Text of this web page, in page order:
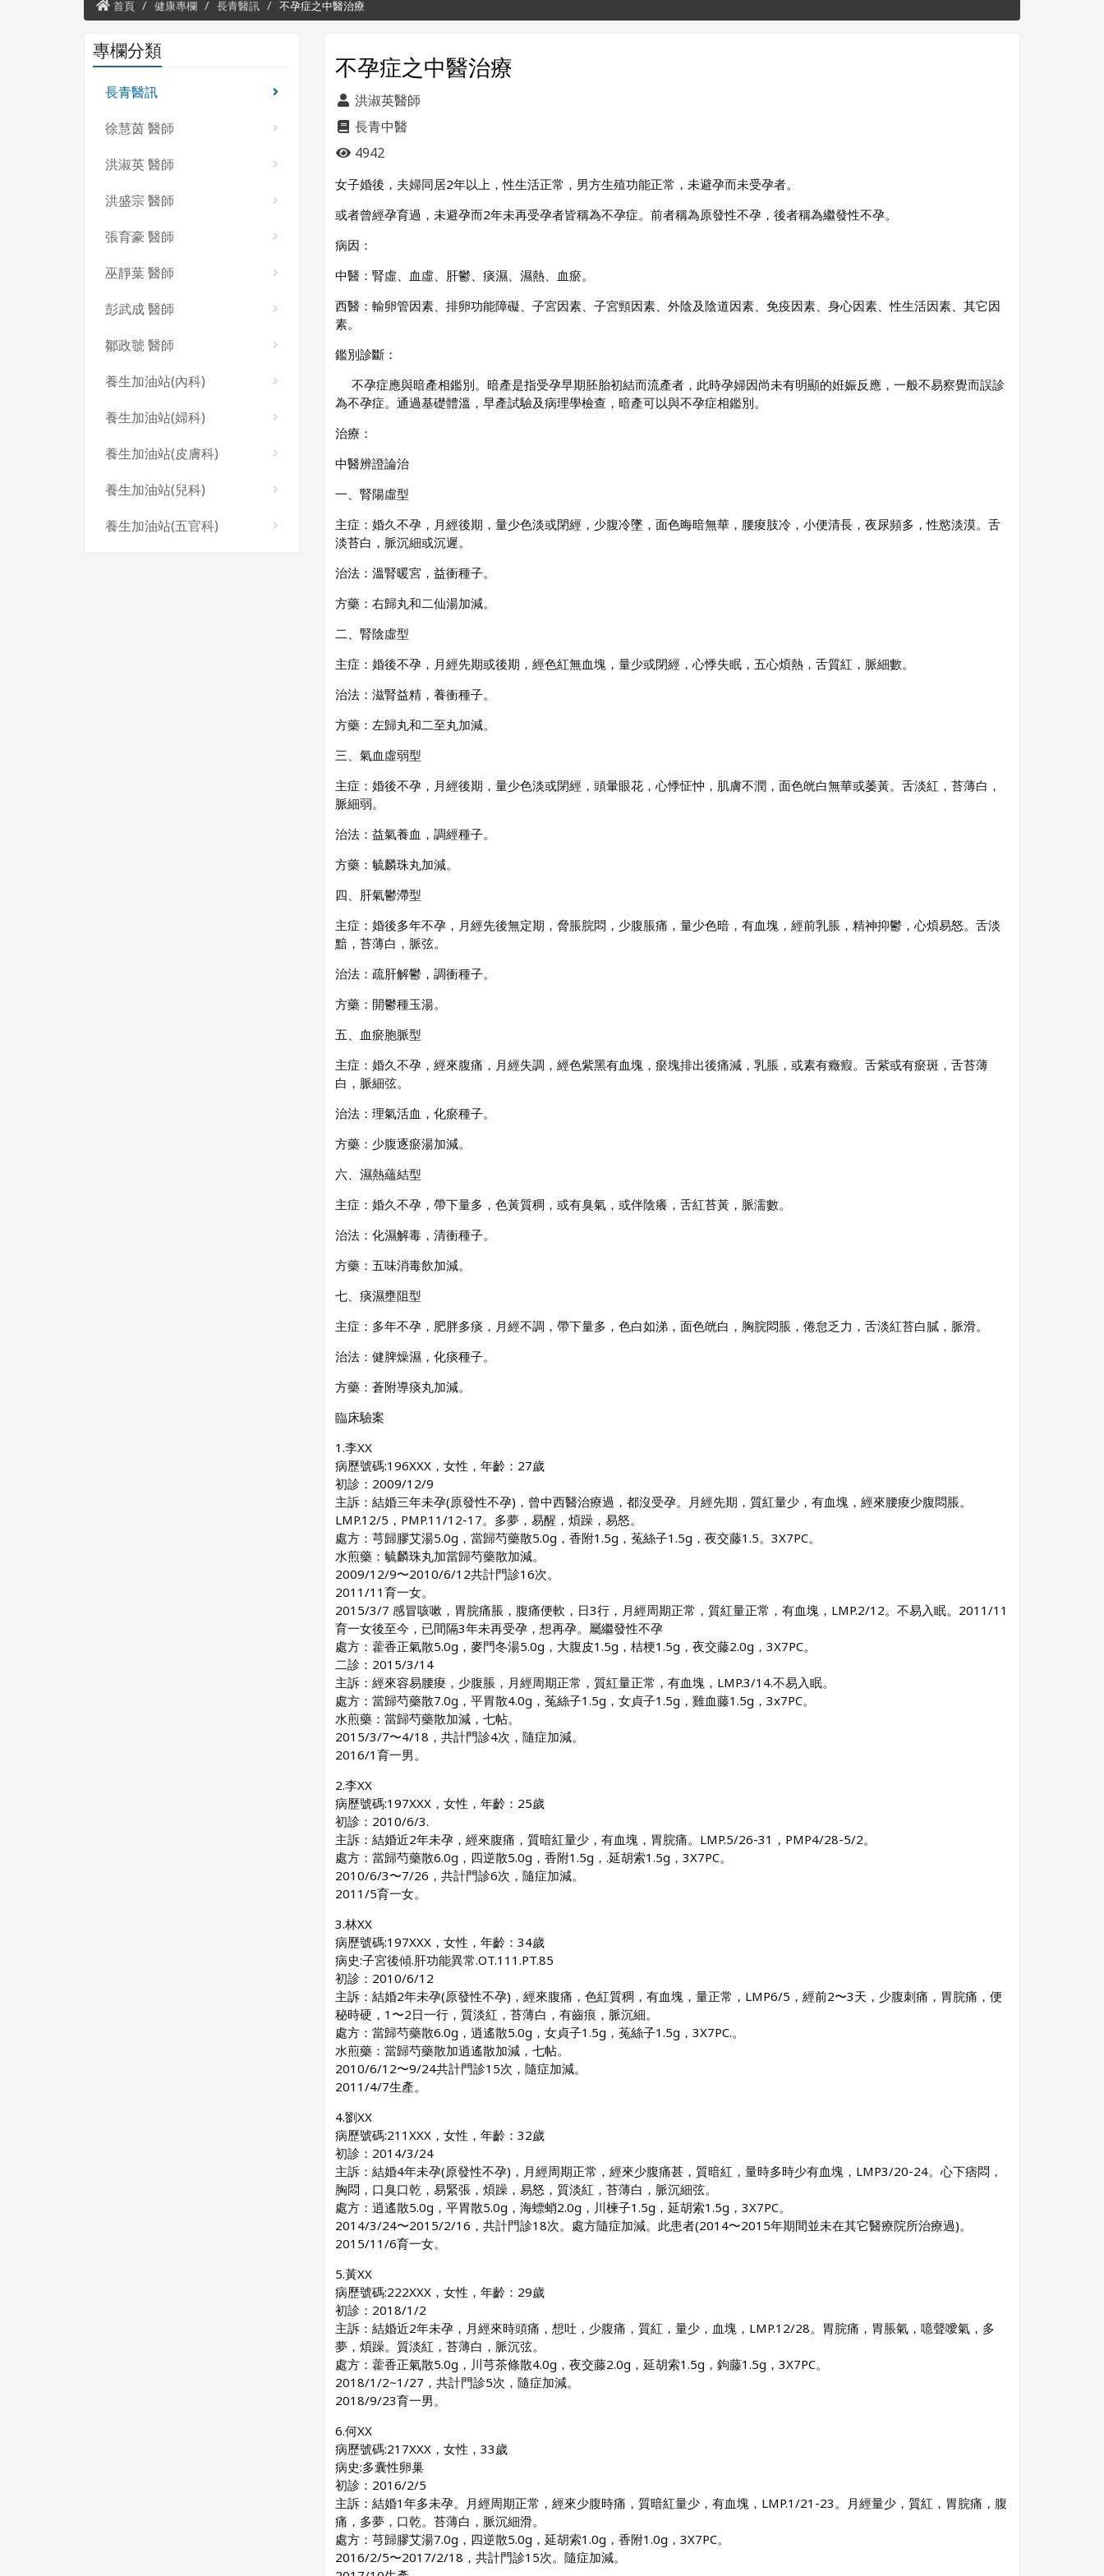
首頁 健康專欄 長青醫訊 不孕症之中醫治療
專欄分類
長青醫訊
徐慧茵 醫師
洪淑英 醫師
洪盛宗 醫師
張育豪 醫師
巫靜葉 醫師
彭武成 醫師
鄒政虢 醫師
養生加油站(內科)
養生加油站(婦科)
養生加油站(皮膚科)
養生加油站(兒科)
養生加油站(五官科)
不孕症之中醫治療
洪淑英醫師
長青中醫
4942
女子婚後，夫婦同居2年以上，性生活正常，男方生殖功能正常，未避孕而未受孕者。
或者曾經孕育過，未避孕而2年未再受孕者皆稱為不孕症。前者稱為原發性不孕，後者稱為繼發性不孕。
病因：
中醫：腎虛、血虛、肝鬱、痰濕、濕熱、血瘀。
西醫：輸卵管因素、排卵功能障礙、子宮因素、子宮頸因素、外陰及陰道因素、免疫因素、身心因素、性生活因素、其它因
素。
鑑別診斷：
不孕症應與暗產相鑑別。暗產是指受孕早期胚胎初結而流產者，此時孕婦因尚未有明顯的姙娠反應，一般不易察覺而誤診
為不孕症。通過基礎體溫，早產試驗及病理學檢查，暗產可以與不孕症相鑑別。
治療：
中醫辨證論治
一、腎陽虛型
主症：婚久不孕，月經後期，量少色淡或閉經，少腹冷墜，面色晦暗無華，腰痠肢冷，小便清長，夜尿頻多，性慾淡漠。舌
淡苔白，脈沉細或沉遲。
治法：溫腎暖宮，益衝種子。
方藥：右歸丸和二仙湯加減。
二、腎陰虛型
主症：婚後不孕，月經先期或後期，經色紅無血塊，量少或閉經，心悸失眠，五心煩熱，舌質紅，脈細數。
治法：滋腎益精，養衝種子。
方藥：左歸丸和二至丸加減。
三、氣血虛弱型
主症：婚後不孕，月經後期，量少色淡或閉經，頭暈眼花，心悸怔忡，肌膚不潤，面色㿠白無華或萎黃。舌淡紅，苔薄白，
脈細弱。
治法：益氣養血，調經種子。
方藥：毓麟珠丸加減。
四、肝氣鬱滯型
主症：婚後多年不孕，月經先後無定期，脅脹脘悶，少腹脹痛，量少色暗，有血塊，經前乳脹，精神抑鬱，心煩易怒。舌淡
黯，苔薄白，脈弦。
治法：疏肝解鬱，調衝種子。
方藥：開鬱種玉湯。
五、血瘀胞脈型
主症：婚久不孕，經來腹痛，月經失調，經色紫黑有血塊，瘀塊排出後痛減，乳脹，或素有癥瘕。舌紫或有瘀斑，舌苔薄
白，脈細弦。
治法：理氣活血，化瘀種子。
方藥：少腹逐瘀湯加減。
六、濕熱蘊結型
主症：婚久不孕，帶下量多，色黃質稠，或有臭氣，或伴陰癢，舌紅苔黃，脈濡數。
治法：化濕解毒，清衝種子。
方藥：五味消毒飲加減。
七、痰濕壅阻型
主症：多年不孕，肥胖多痰，月經不調，帶下量多，色白如涕，面色㿠白，胸脘悶脹，倦怠乏力，舌淡紅苔白膩，脈滑。
治法：健脾燥濕，化痰種子。
方藥：蒼附導痰丸加減。
臨床驗案
1.李XX
病歷號碼:196XXX，女性，年齡：27歲
初診：2009/12/9
主訴：結婚三年未孕(原發性不孕)，曾中西醫治療過，都沒受孕。月經先期，質紅量少，有血塊，經來腰痠少腹悶脹。
LMP.12/5，PMP.11/12-17。多夢，易醒，煩躁，易怒。
處方：芎歸膠艾湯5.0g，當歸芍藥散5.0g，香附1.5g，菟絲子1.5g，夜交藤1.5。3X7PC。
水煎藥：毓麟珠丸加當歸芍藥散加減。
2009/12/9〜2010/6/12共計門診16次。
2011/11育一女。
2015/3/7 感冒咳嗽，胃脘痛脹，腹痛便軟，日3行，月經周期正常，質紅量正常，有血塊，LMP.2/12。不易入眠。2011/11
育一女後至今，已間隔3年未再受孕，想再孕。屬繼發性不孕
處方：藿香正氣散5.0g，麥門冬湯5.0g，大腹皮1.5g，桔梗1.5g，夜交藤2.0g，3X7PC。
二診：2015/3/14
主訴：經來容易腰痠，少腹脹，月經周期正常，質紅量正常，有血塊，LMP.3/14.不易入眠。
處方：當歸芍藥散7.0g，平胃散4.0g，菟絲子1.5g，女貞子1.5g，雞血藤1.5g，3x7PC。
水煎藥：當歸芍藥散加減，七帖。
2015/3/7〜4/18，共計門診4次，隨症加減。
2016/1育一男。
2.李XX
病歷號碼:197XXX，女性，年齡：25歲
初診：2010/6/3.
主訴：結婚近2年未孕，經來腹痛，質暗紅量少，有血塊，胃脘痛。LMP.5/26-31，PMP4/28-5/2。
處方：當歸芍藥散6.0g，四逆散5.0g，香附1.5g，.延胡索1.5g，3X7PC。
2010/6/3〜7/26，共計門診6次，隨症加減。
2011/5育一女。
3.林XX
病歷號碼:197XXX，女性，年齡：34歲
病史:子宮後傾.肝功能異常.OT.111.PT.85
初診：2010/6/12
主訴：結婚2年未孕(原發性不孕)，經來腹痛，色紅質稠，有血塊，量正常，LMP6/5，經前2〜3天，少腹刺痛，胃脘痛，便
秘時硬，1〜2日一行，質淡紅，苔薄白，有齒痕，脈沉細。
處方：當歸芍藥散6.0g，逍遙散5.0g，女貞子1.5g，菟絲子1.5g，3X7PC.。
水煎藥：當歸芍藥散加逍遙散加減，七帖。
2010/6/12〜9/24共計門診15次，隨症加減。
2011/4/7生產。
4.劉XX
病歷號碼:211XXX，女性，年齡：32歲
初診：2014/3/24
主訴：結婚4年未孕(原發性不孕)，月經周期正常，經來少腹痛甚，質暗紅，量時多時少有血塊，LMP3/20-24。心下痞悶，
胸悶，口臭口乾，易緊張，煩躁，易怒，質淡紅，苔薄白，脈沉細弦。
處方：逍遙散5.0g，平胃散5.0g，海螵蛸2.0g，川楝子1.5g，延胡索1.5g，3X7PC。
2014/3/24〜2015/2/16，共計門診18次。處方隨症加減。此患者(2014〜2015年期間並未在其它醫療院所治療過)。
2015/11/6育一女。
5.黃XX
病歷號碼:222XXX，女性，年齡：29歲
初診：2018/1/2
主訴：結婚近2年未孕，月經來時頭痛，想吐，少腹痛，質紅，量少，血塊，LMP.12/28。胃脘痛，胃脹氣，噫聲噯氣，多
夢，煩躁。質淡紅，苔薄白，脈沉弦。
處方：藿香正氣散5.0g，川芎茶條散4.0g，夜交藤2.0g，延胡索1.5g，鉤藤1.5g，3X7PC。
2018/1/2~1/27，共計門診5次，隨症加減。
2018/9/23育一男。
6.何XX
病歷號碼:217XXX，女性，33歲
病史:多囊性卵巢
初診：2016/2/5
主訴：結婚1年多未孕。月經周期正常，經來少腹時痛，質暗紅量少，有血塊，LMP.1/21-23。月經量少，質紅，胃脘痛，腹
痛，多夢，口乾。苔薄白，脈沉細滑。
處方：芎歸膠艾湯7.0g，四逆散5.0g，延胡索1.0g，香附1.0g，3X7PC。
2016/2/5〜2017/2/18，共計門診15次。隨症加減。